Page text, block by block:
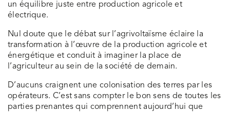
un équilibre juste entre production agricole et
électrique.
Nul doute que le débat sur l’agrivoltaïsme éclaire la
transformation à l’œuvre de la production agricole et
énergétique et conduit à imaginer la place de
l’agriculteur au sein de la société de demain.
D’aucuns craignent une colonisation des terres par les
opérateurs. C’est sans compter le bon sens de toutes les
parties prenantes qui comprennent aujourd’hui que